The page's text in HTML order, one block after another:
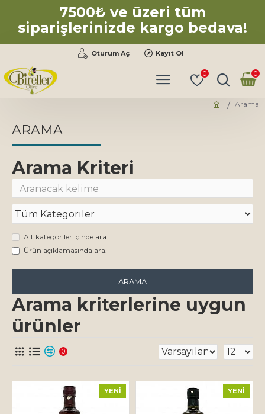
7500₺ ve üzeri tüm
siparişlerinizde kargo bedava!
Oturum Aç Kayıt Ol
0 0
Arama
ARAMA
Arama Kriteri
Alt kategoriler içinde ara
Ürün açıklamasında ara.
ARAMA
Arama kriterlerine uygun
ürünler
0
YENI YENI